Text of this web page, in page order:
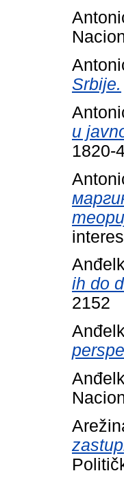
Srbije.
u
1820-
ih do
2152